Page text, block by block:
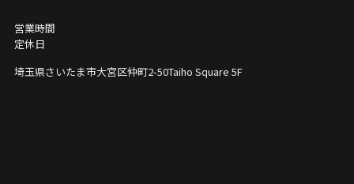
営業時間
定休日
埼玉県さいたま市大宮区仲町2-50Taiho Square 5F